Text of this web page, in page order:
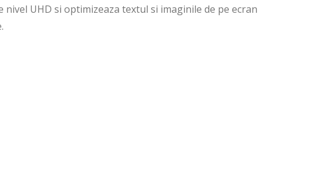
nivel UHD si optimizeaza textul si imaginile de pe ecran